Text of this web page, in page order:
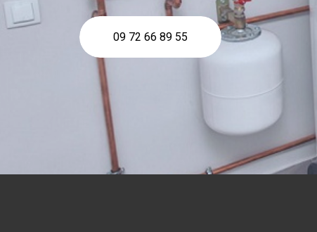
09 72 66 89 55